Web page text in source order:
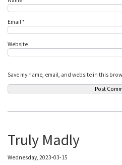
Email*
Website
Save my name, email, and website in this
Truly Madly
Wednesday, 2023-03-15